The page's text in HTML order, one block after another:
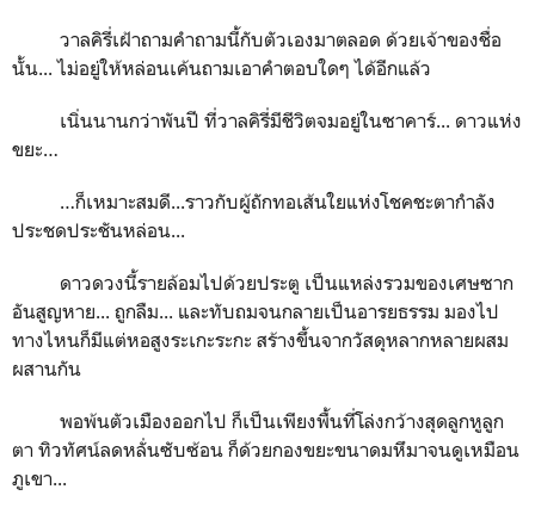
วาลคิรี่เฝ้าถามคำถามนี้กับตัวเองมาตลอด ด้วยเจ้าของชื่อ
นั้น... ไม่อยู่ให้หล่อนเค้นถามเอาคำตอบใดๆ ได้อีกแล้ว
เนิ่นนานกว่าพันปี ที่วาลคิรี่มีชีวิตจมอยู่ในซาคาร์... ดาวแห่ง
ขยะ…
…ก็เหมาะสมดี...ราวกับผู้ถักทอเส้นใยแห่งโชคชะตากำลัง
ประชดประชันหล่อน...
ดาวดวงนี้รายล้อมไปด้วยประตู เป็นแหล่งรวมของเศษซาก
อันสูญหาย... ถูกลืม... และทับถมจนกลายเป็นอารยธรรม มองไป
ทางไหนก็มีแต่หอสูงระเกะระกะ สร้างขึ้นจากวัสดุหลากหลายผสม
ผสานกัน
พอพ้นตัวเมืองออกไป ก็เป็นเพียงพื้นที่โล่งกว้างสุดลูกหูลูก
ตา ทิวทัศน์ลดหลั่นซับซ้อน ก็ด้วยกองขยะขนาดมหึมาจนดูเหมือน
ภูเขา...